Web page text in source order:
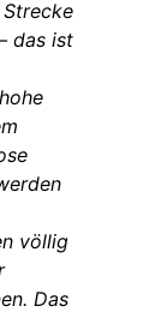
das ist
völlig
Das